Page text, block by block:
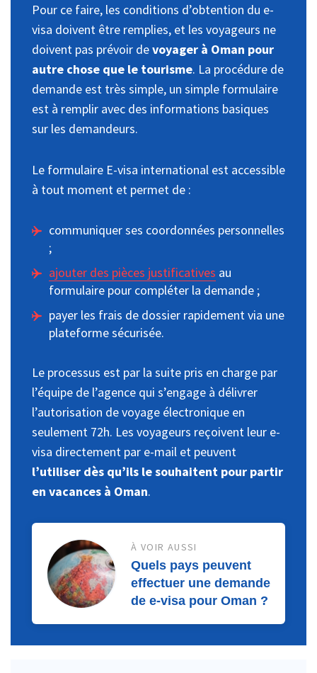
Pour ce faire, les conditions d’obtention du e-
visa doivent être remplies, et les voyageurs ne
doivent pas prévoir devoyager à Oman pour
autre chose que le tourisme. La procédure de
demande est très simple, un simple formulaire
est à remplir avec des informations basiques
sur les demandeurs.
Le formulaire E-visa international est accessible
à tout moment et permet de :
communiquer ses coordonnées personnelles
;
ajouter des pièces justificatives au
formulaire pour compléter la demande ;
payer les frais de dossier rapidement via une
plateforme sécurisée.
Le processus est par la suite pris en charge par
l’équipe de l’agence qui s’engage à délivrer
l’autorisation de voyage électronique en
seulement 72h. Les voyageurs reçoivent leur e-
visa directement par e-mail et peuvent
l’utiliser dès qu’ils le souhaitent pour partir
en vacances à Oman.
À VOIR AUSSI
Quels pays peuvent
effectuer une demande
de e-visa pour Oman ?